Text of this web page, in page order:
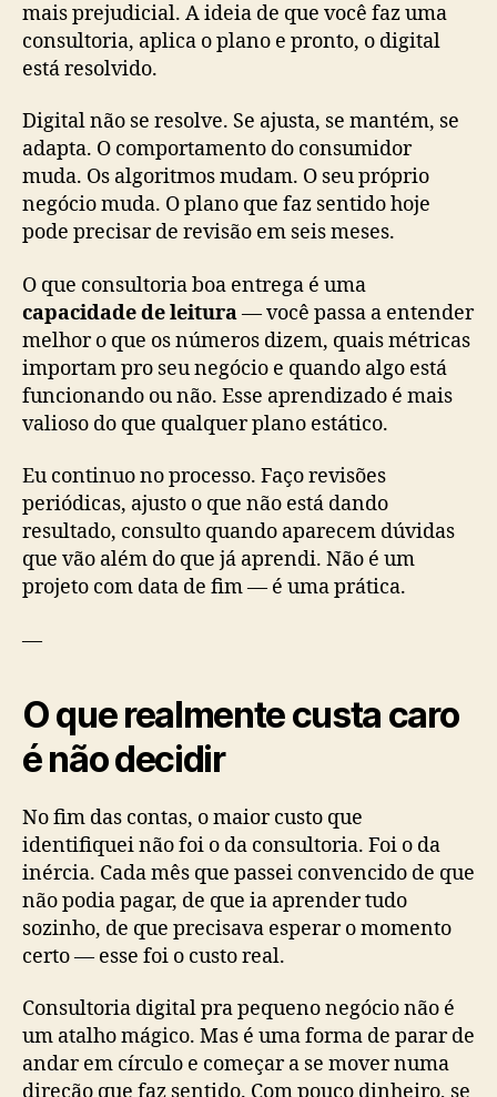
mais prejudicial. A ideia de que você faz uma
consultoria, aplica o plano e pronto, o digital
está resolvido.
Digital não se resolve. Se ajusta, se mantém, se
adapta. O comportamento do consumidor
muda. Os algoritmos mudam. O seu próprio
negócio muda. O plano que faz sentido hoje
pode precisar de revisão em seis meses.
O que consultoria boa entrega é uma
capacidade de leitura— você passa a entender
melhor o que os números dizem, quais métricas
importam pro seu negócio e quando algo está
funcionando ou não. Esse aprendizado é mais
valioso do que qualquer plano estático.
Eu continuo no processo. Faço revisões
periódicas, ajusto o que não está dando
resultado, consulto quando aparecem dúvidas
que vão além do que já aprendi. Não é um
projeto com data de fim — é uma prática.
—
O que realmente custa caro
é não decidir
No fim das contas, o maior custo que
identifiquei não foi o da consultoria. Foi o da
inércia. Cada mês que passei convencido de que
não podia pagar, de que ia aprender tudo
sozinho, de que precisava esperar o momento
certo — esse foi o custo real.
Consultoria digital pra pequeno negócio não é
um atalho mágico. Mas é uma forma de parar de
andar em círculo e começar a se mover numa